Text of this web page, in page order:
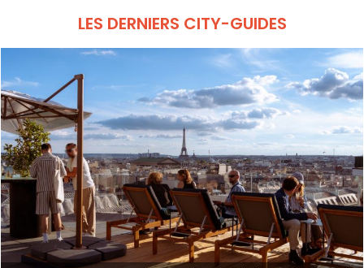
tous les jours jusqu’à minuit.
LES DERNIERS CITY-GUIDES